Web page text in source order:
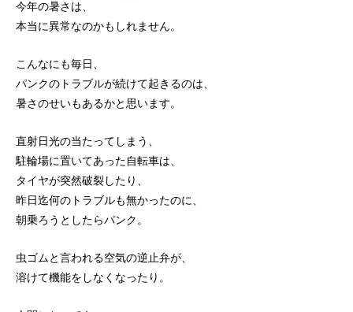
今年の暑さは、
本当に異常なのかもしれません。
こんなにも毎日、
パンクのトラブルが続けて起きるのは、
暑さのせいもあるかと思います。
直射日光の当たってしまう、
駐輪場に置いてあった自転車は、
タイヤが突然破裂したり、
昨日迄何のトラブルも無かったのに、
朝乗ろうとしたらパンク。
虫ゴムと言われる空気の逆止弁が、
溶けて機能をしなくなったり。